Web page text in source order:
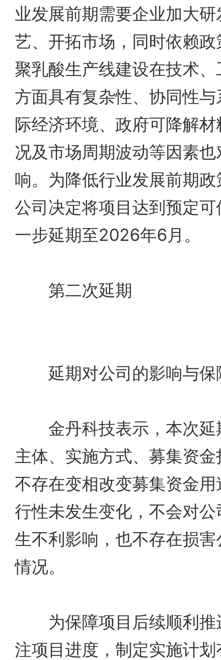
业发展前期需要企业加大
艺、开拓市场，同时依赖
聚乳酸生产线建设在技术
方面具有复杂性、协同性
际经济环境、政府可降解
况及市场周期波动等因素
响。为降低行业发展前期
公司决定将项目达到预定
一步延期至2026年6月。
第二次延期
延期对公司的影响与保
金丹科技表示，本次延
主体、实施方式、募集资
不存在变相改变募集资金
行性未发生变化，不会对
生不利影响，也不存在损
情况。
为保障项目后续顺利推
注项目进度，制定实施计